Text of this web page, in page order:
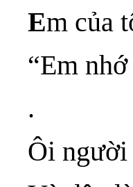
Em của
“Em
.
Ôi người